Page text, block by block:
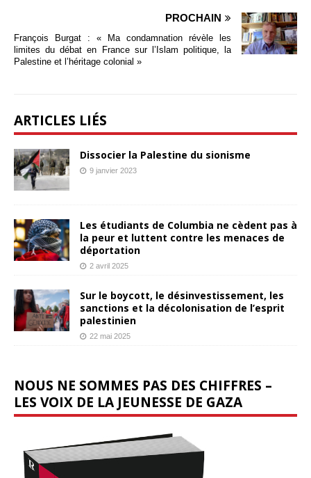
PROCHAIN
François Burgat : « Ma condamnation révèle les
limites du débat en France sur l’Islam politique, la
Palestine et l’héritage colonial »
ARTICLES LIÉS
Dissocier la Palestine du sionisme
9 janvier 2023
Les étudiants de Columbia ne cèdent pas à
la peur et luttent contre les menaces de
déportation
2 avril 2025
Sur le boycott, le désinvestissement, les
sanctions et la décolonisation de l’esprit
palestinien
22 mai 2025
NOUS NE SOMMES PAS DES CHIFFRES –
LES VOIX DE LA JEUNESSE DE GAZA